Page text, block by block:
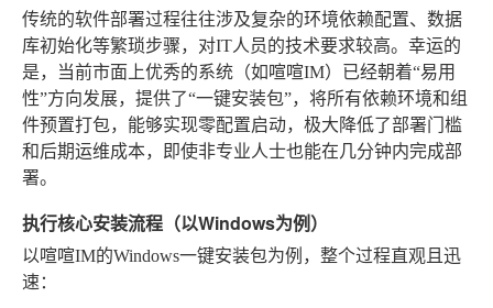
传统的软件部署过程往往涉及复杂的环境依赖配置、数据
库初始化等繁琐步骤，对IT人员的技术要求较高。幸运的
是，当前市面上优秀的系统（如喧喧IM）已经朝着“易用
性”方向发展，提供了“一键安装包”，将所有依赖环境和组
件预置打包，能够实现零配置启动，极大降低了部署门槛
和后期运维成本，即使非专业人士也能在几分钟内完成部
署。
执行核心安装流程（以Windows为例）
以喧喧IM的Windows一键安装包为例，整个过程直观且迅
速：